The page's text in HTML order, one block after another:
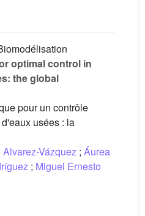
optimal control in
the global
pour un contrôle
usées : la
Vázquez ; Áurea
; Miguel Ernesto